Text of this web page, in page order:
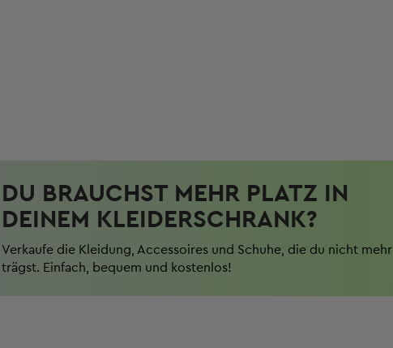
DU BRAUCHST MEHR PLATZ IN
DEINEM KLEIDERSCHRANK?
Verkaufe die Kleidung, Accessoires und Schuhe, die du nicht mehr
trägst. Einfach, bequem und kostenlos!